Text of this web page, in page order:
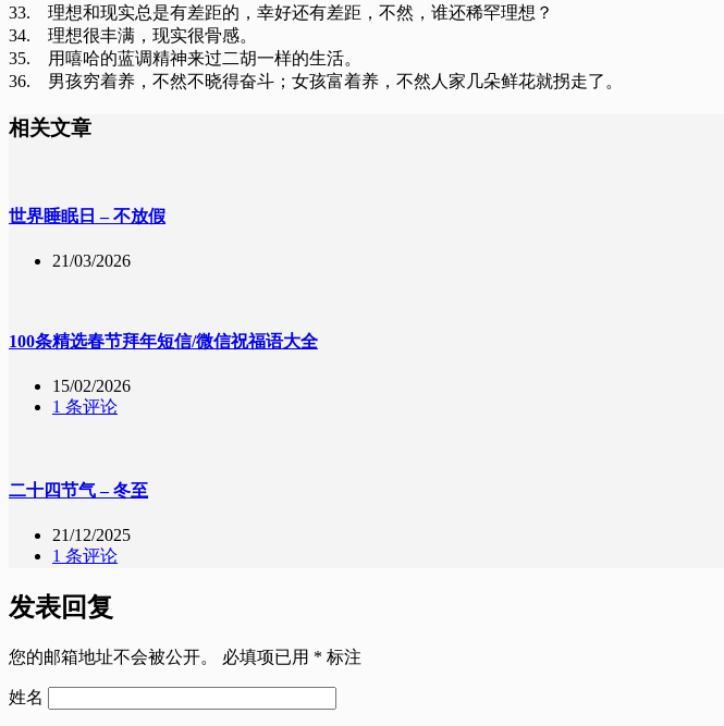
33. 理想和现实总是有差距的，幸好还有差距，不然，谁还稀罕理想？
34. 理想很丰满，现实很骨感。
35. 用嘻哈的蓝调精神来过二胡一样的生活。
36. 男孩穷着养，不然不晓得奋斗；女孩富着养，不然人家几朵鲜花就拐走了。
相关文章
世界睡眠日 – 不放假
21/03/2026
100条精选春节拜年短信/微信祝福语大全
15/02/2026
1 条评论
二十四节气 – 冬至
21/12/2025
1 条评论
发表回复
您的邮箱地址不会被公开。 必填项已用 * 标注
姓名